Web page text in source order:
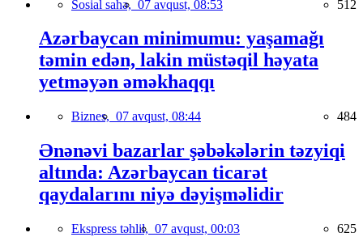
Sosial sahə, 07 avqust, 08:53 512
Azərbaycan minimumu: yaşamağı
təmin edən, lakin müstəqil həyata
yetməyən əməkhaqqı
Biznes, 07 avqust, 08:44 484
Ənənəvi bazarlar şəbəkələrin təzyiqi
altında: Azərbaycan ticarət
qaydalarını niyə dəyişməlidir
Ekspress təhlil, 07 avqust, 00:03 625